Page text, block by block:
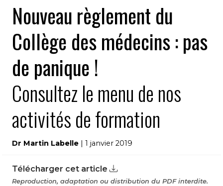
Nouveau règlement du
Collège des médecins : pas
de panique !
Consultez le menu de nos
activités de formation
Dr Martin Labelle | 1 janvier 2019
Télécharger cet article
Reproduction, adaptation ou distribution du PDF interdite.